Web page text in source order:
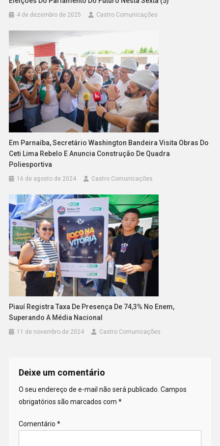
4 de dezembro de 2025 Castro Comunicações
Em Parnaíba, Secretário Washington Bandeira Visita Obras Do
Ceti Lima Rebelo E Anuncia Construção De Quadra
Poliesportiva
16 de agosto de 2024 Castro Comunicações
Piauí Registra Taxa De Presença De 74,3% No Enem,
Superando A Média Nacional
11 de novembro de 2024 Castro Comunicações
Deixe um comentário
O seu endereço de e-mail não será publicado. Campos
obrigatórios são marcados com *
Comentário *